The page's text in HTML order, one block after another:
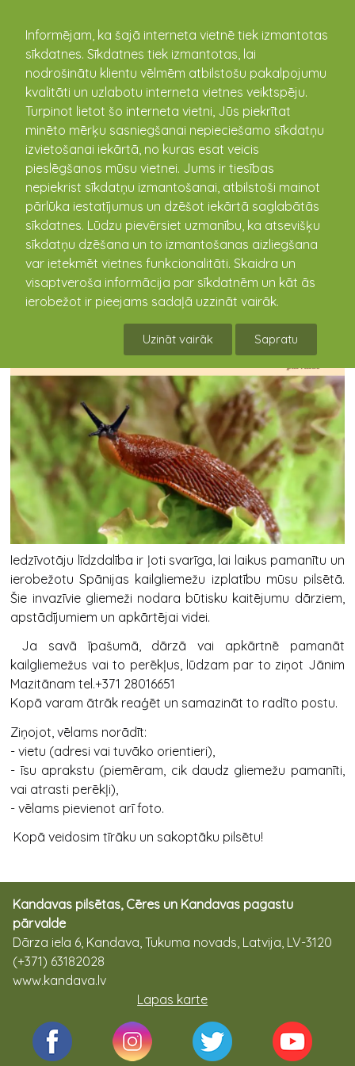
Informējam, ka šajā interneta vietnē tiek izmantotas
sīkdatnes. Sīkdatnes tiek izmantotas, lai
nodrošinātu klientu vēlmēm atbilstošu pakalpojumu
kvalitāti un uzlabotu interneta vietnes veiktspēju.
Turpinot lietot šo interneta vietni, Jūs piekrītat
minēto mērķu sasniegšanai nepieciešamo sīkdatņu
izvietošanai iekārtā, no kuras esat veicis
pieslēgšanos mūsu vietnei. Jums ir tiesības
nepiekrist sīkdatņu izmantošanai, atbilstoši mainot
pārlūka iestatījumus un dzēšot iekārtā saglabātās
sīkdatnes. Lūdzu pievērsiet uzmanību, ka atsevišķu
sīkdatņu dzēšana un to izmantošanas aizliegšana
var ietekmēt vietnes funkcionalitāti. Skaidra un
visaptveroša informācija par sīkdatnēm un kāt ās
ierobežot ir pieejams sadaļā uzzināt vairāk.
Uzināt vairāk Sapratu
kandava.lv
Aicinām ziņot par Spānijas
kailgliemežu invāzijas vietām!
20.08.2025
Iedzīvotāju līdzdalība ir ļoti svarīga, lai laikus pamanītu un
ierobežotu Spānijas kailgliemežu izplatību mūsu pilsētā.
Šie invazīvie gliemeži nodara būtisku kaitējumu dārziem,
apstādījumiem un apkārtējai videi.
Ja savā īpašumā, dārzā vai apkārtnē pamanāt
kailgliemežus vai to perēkļus, lūdzam par to ziņot Jānim
Mazitānam tel.‪+371 28016651‬
Kopā varam ātrāk reaģēt un samazināt to radīto postu.
Ziņojot, vēlams norādīt:
- vietu (adresi vai tuvāko orientieri),
- īsu aprakstu (piemēram, cik daudz gliemežu pamanīti,
vai atrasti perēkļi),
- vēlams pievienot arī foto.
Kopā veidosim tīrāku un sakoptāku pilsētu!
Kandavas pilsētas, Cēres un Kandavas pagastu
pārvalde
Dārza iela 6, Kandava, Tukuma novads, Latvija, LV-3120
(+371) 63182028
www.kandava.lv
Lapas karte